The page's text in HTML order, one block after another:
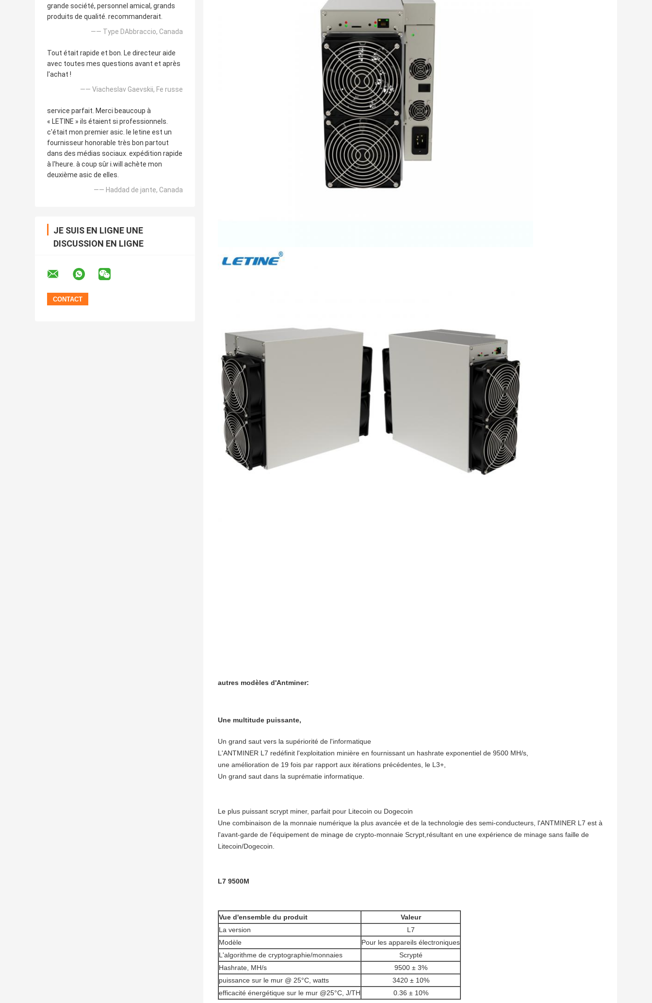
grande société, personnel amical, grands
produits de qualité. recommanderait.
—— Type DAbbraccio, Canada
Tout était rapide et bon. Le directeur aide
avec toutes mes questions avant et après
l'achat !
—— Viacheslav Gaevskii, Fe russe
service parfait. Merci beaucoup à
« LETINE » ils étaient si professionnels.
c'était mon premier asic. le letine est un
fournisseur honorable très bon partout
dans des médias sociaux. expédition rapide
à l'heure. à coup sûr i.will achète mon
deuxième asic de elles.
—— Haddad de jante, Canada
JE SUIS EN LIGNE UNE
DISCUSSION EN LIGNE
autres modèles d'Antminer:
Une multitude puissante,
Un grand saut vers la supériorité de l'informatique
L'ANTMINER L7 redéfinit l'exploitation minière en fournissant un hashrate exponentiel de 9500 MH/s,
une amélioration de 19 fois par rapport aux itérations précédentes, le L3+,
Un grand saut dans la suprématie informatique.
Le plus puissant scrypt miner, parfait pour Litecoin ou Dogecoin
Une combinaison de la monnaie numérique la plus avancée et de la technologie des semi-conducteurs, l'ANTMINER L7 est à
l'avant-garde de l'équipement de minage de crypto-monnaie Scrypt,résultant en une expérience de minage sans faille de
Litecoin/Dogecoin.
L7 9500M
Vue d'ensemble du produit
Valeur
La version
L7
Modèle
Pour les appareils électroniques
L'algorithme de cryptographie/monnaies
Scrypté
Hashrate, MH/s
9500 ± 3%
puissance sur le mur @ 25°C, watts
3420 ± 10%
efficacité énergétique sur le mur @25°C, J/TH
0.36 ± 10%